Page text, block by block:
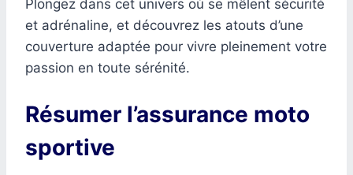
Plongez dans cet univers où se mêlent sécurité
et adrénaline, et découvrez les atouts d’une
couverture adaptée pour vivre pleinement votre
passion en toute sérénité.
Résumer l’assurance moto
sportive